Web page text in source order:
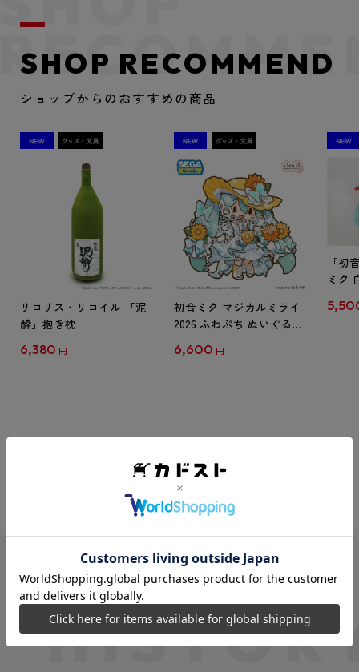
SHOP RECOMMEND
ショップからのおすすめの商品
リコリス・リコイル 「泥
酔」抱き枕
6,380 円
初音ミク マジカルミライ
2026 ふわぷち ぬいぐるみ
6,600 円
「初
ミク
最近見た商品
最近見た商品がありません。